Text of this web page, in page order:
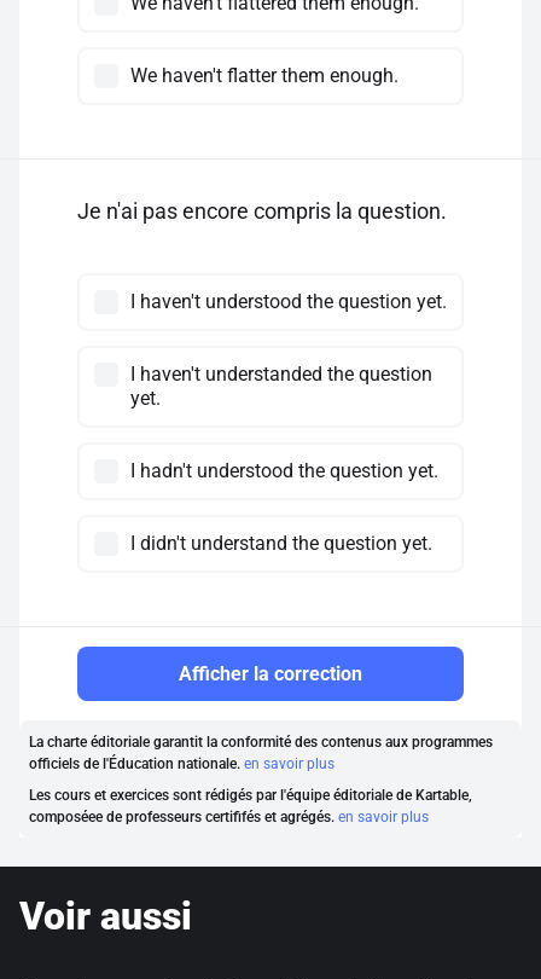
We haven't flatter them enough.
Je n'ai pas encore compris la question.
I haven't understood the question yet.
I haven't understanded the question
yet.
I hadn't understood the question yet.
I didn't understand the question yet.
Afficher la correction
La charte éditoriale garantit la conformité des contenus aux programmes
officiels de l'Éducation nationale. en savoir plus
Les cours et exercices sont rédigés par l'équipe éditoriale de Kartable,
composéee de professeurs certififés et agrégés. en savoir plus
Voir aussi